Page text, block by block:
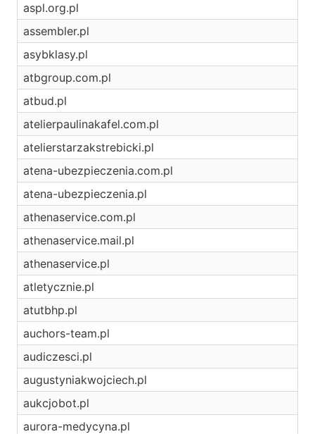
aspl.org.pl
assembler.pl
asybklasy.pl
atbgroup.com.pl
atbud.pl
atelierpaulinakafel.com.pl
atelierstarzakstrebicki.pl
atena-ubezpieczenia.com.pl
atena-ubezpieczenia.pl
athenaservice.com.pl
athenaservice.mail.pl
athenaservice.pl
atletycznie.pl
atutbhp.pl
auchors-team.pl
audiczesci.pl
augustyniakwojciech.pl
aukcjobot.pl
aurora-medycyna.pl